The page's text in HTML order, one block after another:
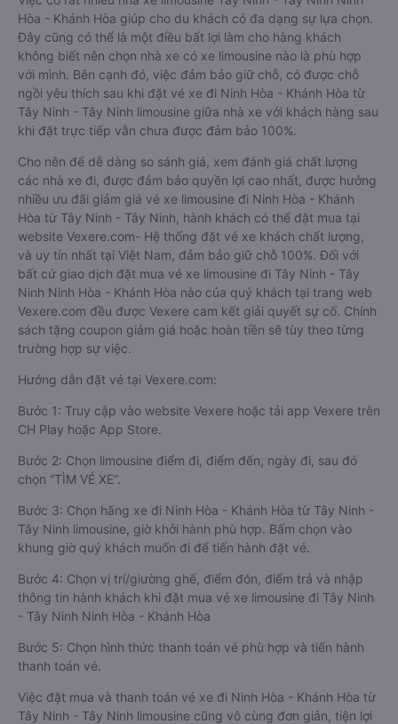
Hòa - Khánh Hòa giúp cho du khách có đa dạng sự lựa chọn.
Đây cũng có thể là một điều bất lợi làm cho hàng khách
không biết nên chọn nhà xe có xe limousine nào là phù hợp
với mình. Bên cạnh đó, việc đảm bảo giữ chỗ, có được chỗ
ngồi yêu thích sau khi đặt vé xe đi Ninh Hòa - Khánh Hòa từ
Tây Ninh - Tây Ninh limousine giữa nhà xe với khách hàng sau
khi đặt trực tiếp vẫn chưa được đảm bảo 100%.
Cho nên để dễ dàng so sánh giá, xem đánh giá chất lượng
các nhà xe đi, được đảm bảo quyền lợi cao nhất, được hưởng
nhiều ưu đãi giảm giá vé xe limousine đi Ninh Hòa - Khánh
Hòa từ Tây Ninh - Tây Ninh, hành khách có thể đặt mua tại
website Vexere.com- Hệ thống đặt vé xe khách chất lượng,
và uy tín nhất tại Việt Nam, đảm bảo giữ chỗ 100%. Đối với
bất cứ giao dịch đặt mua vé xe limousine đi Tây Ninh - Tây
Ninh Ninh Hòa - Khánh Hòa nào của quý khách tại trang web
Vexere.com đều được Vexere cam kết giải quyết sự cố. Chính
sách tặng coupon giảm giá hoặc hoàn tiền sẽ tùy theo từng
trường hợp sự việc.
Hướng dẫn đặt vé tại Vexere.com:
Bước 1: Truy cập vào website Vexere hoặc tải app Vexere trên
CH Play hoặc App Store.
Bước 2: Chọn limousine điểm đi, điểm đến, ngày đi, sau đó
chọn “TÌM VÉ XE”.
Bước 3: Chọn hãng xe đi Ninh Hòa - Khánh Hòa từ Tây Ninh -
Tây Ninh limousine, giờ khởi hành phù hợp. Bấm chọn vào
khung giờ quý khách muốn đi để tiến hành đặt vé.
Bước 4: Chọn vị trí/giường ghế, điểm đón, điểm trả và nhập
thông tin hành khách khi đặt mua vé xe limousine đi Tây Ninh
- Tây Ninh Ninh Hòa - Khánh Hòa
Bước 5: Chọn hình thức thanh toán vé phù hợp và tiến hành
thanh toán vé.
Việc đặt mua và thanh toán vé xe đi Ninh Hòa - Khánh Hòa từ
Tây Ninh - Tây Ninh limousine cũng vô cùng đơn giản, tiện lợi